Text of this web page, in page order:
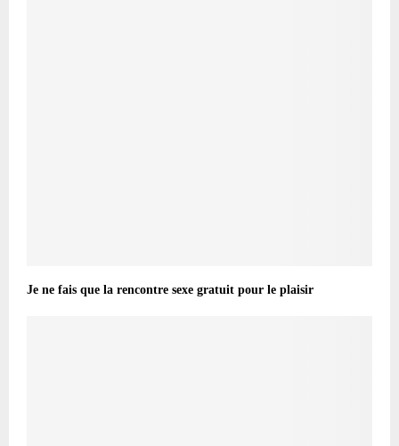
Je ne fais que la rencontre sexe gratuit pour le plaisir